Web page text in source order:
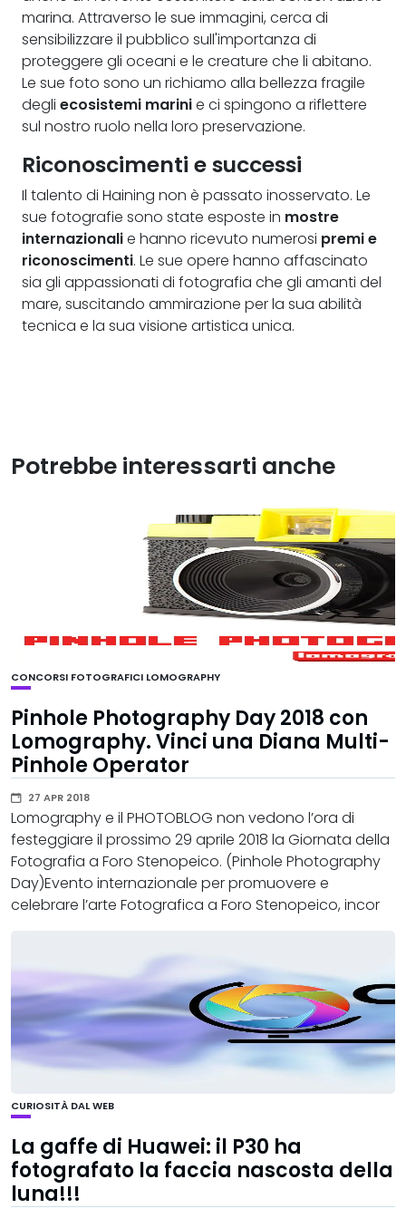
marina. Attraverso le sue immagini, cerca di
sensibilizzare il pubblico sull'importanza di
proteggere gli oceani e le creature che li abitano.
Le sue foto sono un richiamo alla bellezza fragile
degli ecosistemi marinie ci spingono a riflettere
sul nostro ruolo nella loro preservazione.
Riconoscimenti e successi
Il talento di Haining non è passato inosservato. Le
sue fotografie sono state esposte in mostre
internazionalie hanno ricevuto numerosi premi e
riconoscimenti. Le sue opere hanno affascinato
sia gli appassionati di fotografia che gli amanti del
mare, suscitando ammirazione per la sua abilità
tecnica e la sua visione artistica unica.
Potrebbe interessarti anche
CONCORSI FOTOGRAFICI LOMOGRAPHY
Pinhole Photography Day 2018 con
Lomography. Vinci una Diana Multi-
Pinhole Operator
27 APR 2018
Lomography e il PHOTOBLOG non vedono l’ora di
festeggiare il prossimo 29 aprile 2018 la Giornata della
Fotografia a Foro Stenopeico. (Pinhole Photography
Day)Evento internazionale per promuovere e
celebrare l’arte Fotografica a Foro Stenopeico, incor
CURIOSITÀ DAL WEB
La gaffe di Huawei: il P30 ha
fotografato la faccia nascosta della
luna!!!